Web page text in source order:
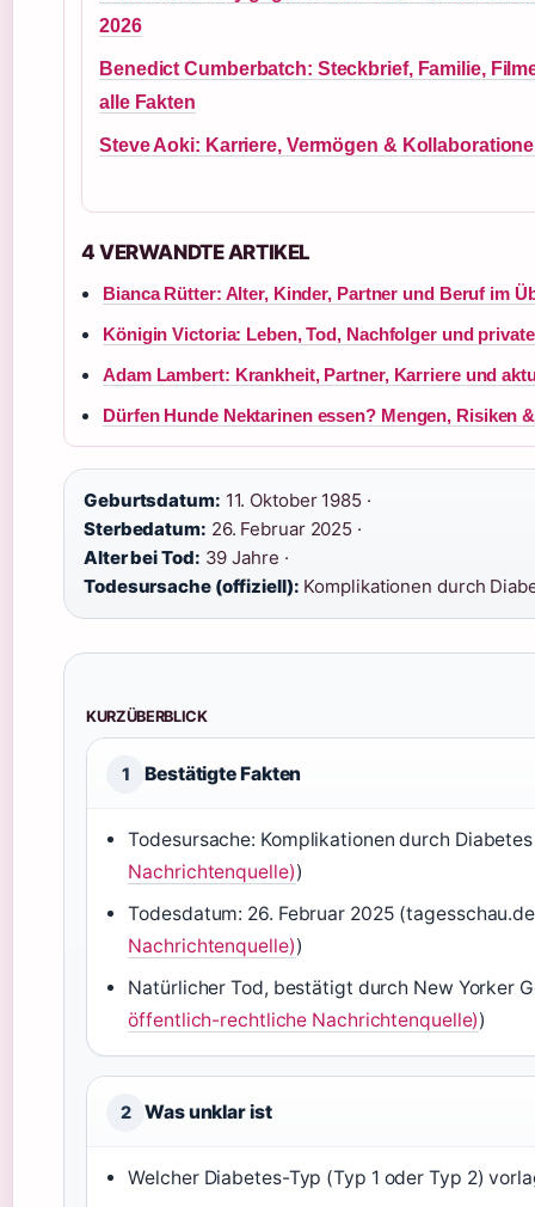
2026
Benedict Cumberbatch: Steckbrief, Familie,
alle Fakten
Steve Aoki: Karriere, Vermögen &
4 VERWANDTE ARTIKEL
Bianca Rütter: Alter, Kinder, Partner und Beruf im
Königin Victoria: Leben, Tod, Nachfolger und
Adam Lambert: Krankheit, Partner, Karriere und
Dürfen Hunde Nektarinen essen? Mengen, Risiken
Geburtsdatum: 11. Oktober 1985 ·
Sterbedatum: 26. Februar 2025 ·
Alter bei Tod: 39 Jahre ·
Todesursache (offiziell): Komplikationen durch
KURZÜBERBLICK
1 Bestätigte Fakten
Todesursache: Komplikationen durch
Nachrichtenquelle))
Todesdatum: 26. Februar 2025
Nachrichtenquelle))
Natürlicher Tod, bestätigt durch New Yorker
öffentlich-rechtliche Nachrichtenquelle))
2 Was unklar ist
Welcher Diabetes-Typ (Typ 1 oder Typ 2)